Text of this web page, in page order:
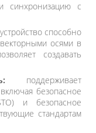
синхронизацию с
устройство способно
осями в
создавать
поддерживает
безопасное
и безопасное
стандартам